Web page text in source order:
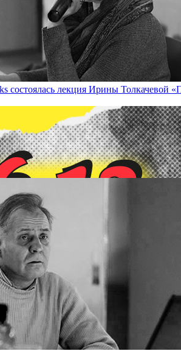
talk состоится встреча с художницей
состоялась лекция Ирины Толкачевой
«Почему цветы не растут сквозь